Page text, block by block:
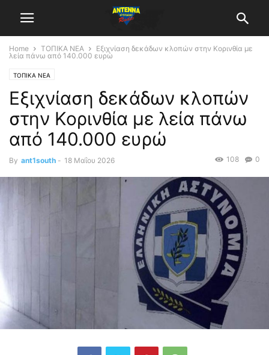
Home ΤΟΠΙΚΑ ΝΕΑ
Εξιχνίαση δεκάδων κλοπών στην Κορινθία με
λεία πάνω από 140.000 ευρώ
ΤΟΠΙΚΑ ΝΕΑ
Εξιχνίαση δεκάδων κλοπών
στην Κορινθία με λεία πάνω
από 140.000 ευρώ
By ant1south - 18 Μαΐου 2026 0
108